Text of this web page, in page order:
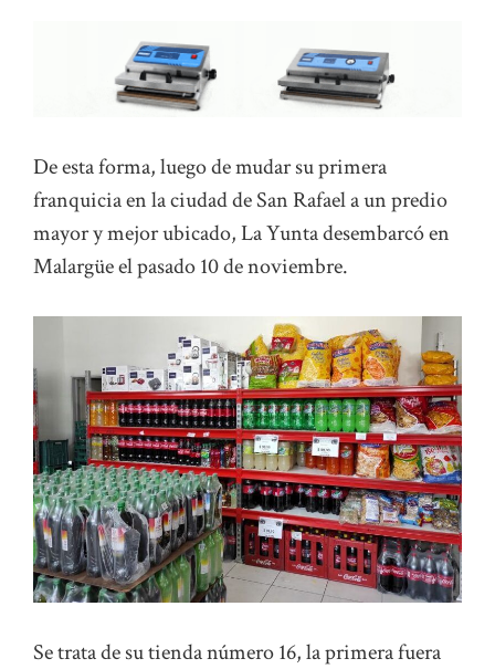
De esta forma, luego de mudar su primera
franquicia en la ciudad de San Rafael a un predio
mayor y mejor ubicado, La Yunta desembarcó en
Malargüe el pasado 10 de noviembre.
Se trata de su tienda número 16, la primera fuera